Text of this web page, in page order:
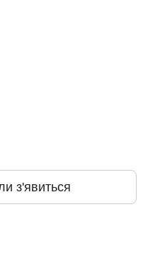
з'явиться